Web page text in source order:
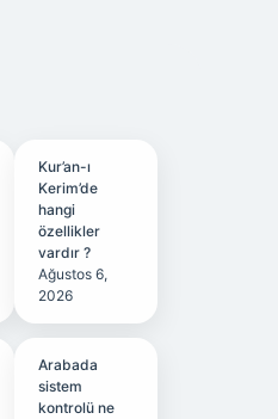
Kur’an-ı
Kerim’de
hangi
özellikler
vardır ?
Ağustos 6,
2026
Arabada
sistem
kontrolü ne